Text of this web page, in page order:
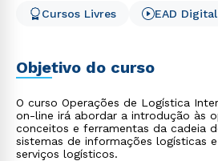
Cursos Livres EAD Digital
Objetivo do curso
O curso Operações de Logística
on-line irá abordar a introdução às
conceitos e ferramentas da cadeia
sistemas de informações logísticas
serviços logísticos.